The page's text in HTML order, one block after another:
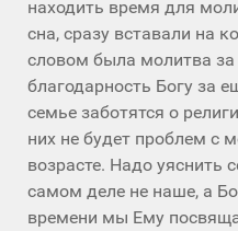
находить время для
сна, сразу вставали на
словом была молитва за
благодарность Богу за
семье заботятся о
них не будет проблем с
возрасте. Надо уяснить
самом деле не наше, а
времени мы Ему